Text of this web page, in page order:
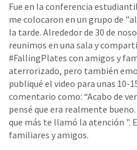
Fue en la conferencia
me colocaron en un grupo de
la tarde. Alrededor de 30 de
reunimos en una sala y
#FallingPlates con amigos y
aterrorizado, pero también
publiqué el video para unas 10-
comentario como: “Acabo de
pensé que era realmente
que más te llamó la atención ".
familiares y amigos.